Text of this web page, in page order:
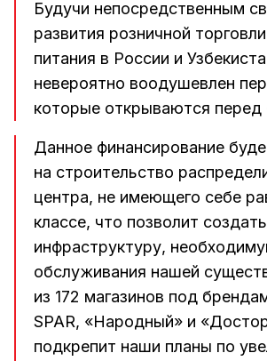
Будучи непосредственным
развития розничной
питания в России и
невероятно воодушевлен
которые открываются перед
Данное финансирование
на строительство
центра, не имеющего себе
классе, что позволит создать
инфраструктуру,
обслуживания нашей
из 172 магазинов под
SPAR, «Народный» и
подкрепит наши планы по